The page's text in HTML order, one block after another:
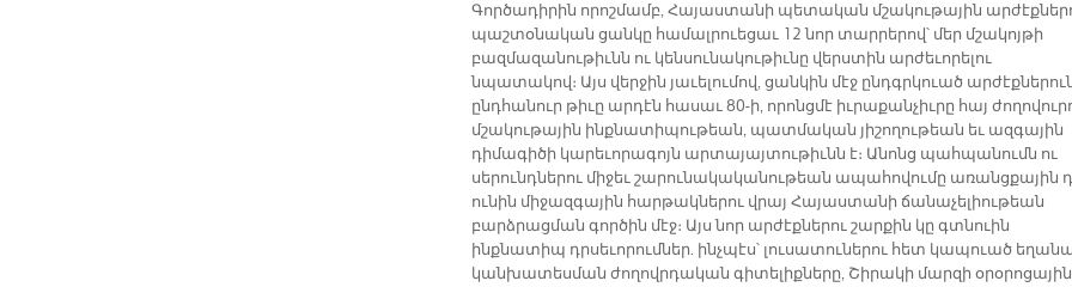
Գործադիրին որոշմամբ, Հայաստանի պետական մշակութային
պաշտօնական ցանկը համալրուեցաւ 12 նոր տարրերով՝ մեր մշակոյթի
բազմազանութիւնն ու կենսունակութիւնը վերստին արժեւորելու
նպատակով։ Այս վերջին յաւելումով, ցանկին մէջ ընդգրկուած
ընդհանուր թիւը արդէն հասաւ 80-ի, որոնցմէ իւրաքանչիւրը հայ
մշակութային ինքնատիպութեան, պատմական յիշողութեան եւ ազգային
դիմագիծի կարեւորագոյն արտայայտութիւնն է։ Անոնց պահպանումն ու
սերունդներու միջեւ շարունակականութեան ապահովումը առանցքային
ունին միջազգային հարթակներու վրայ Հայաստանի ճանաչելիութեան
բարձրացման գործին մէջ։ Այս նոր արժէքներու շարքին կը գտնուին
ինքնատիպ դրսեւորումներ. ինչպէս՝ լուսատուներու հետ կապուած
կանխատեսման ժողովրդական գիտելիքները, Շիրակի մարզի օրօրոցային